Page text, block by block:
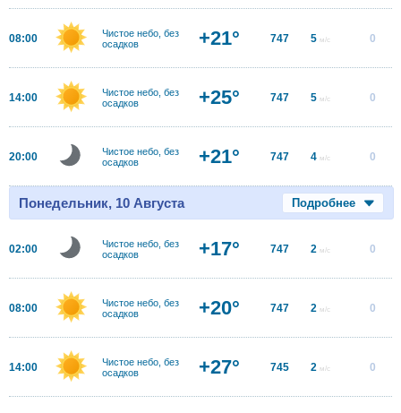
08:00
Чистое небо, без
осадков
+21° 747 5 м/с 0
14:00
Чистое небо, без
осадков
+25° 747 5 м/с 0
20:00
Чистое небо, без
осадков
+21° 747 4 м/с 0
Понедельник, 10 Августа Подробнее
02:00
Чистое небо, без
осадков
+17° 747 2 м/с 0
08:00
Чистое небо, без
осадков
+20° 747 2 м/с 0
14:00
Чистое небо, без
осадков
+27° 745 2 м/с 0